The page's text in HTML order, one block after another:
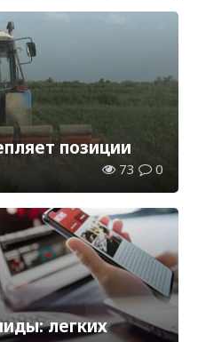
позиции
73 0
легких